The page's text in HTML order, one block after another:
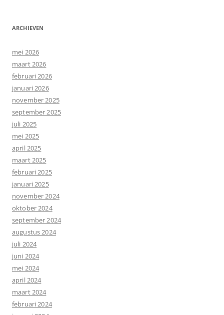
ARCHIEVEN
mei 2026
maart 2026
februari 2026
januari 2026
november 2025
september 2025
juli 2025
mei 2025
april 2025
maart 2025
februari 2025
januari 2025
november 2024
oktober 2024
september 2024
augustus 2024
juli 2024
juni 2024
mei 2024
april 2024
maart 2024
februari 2024